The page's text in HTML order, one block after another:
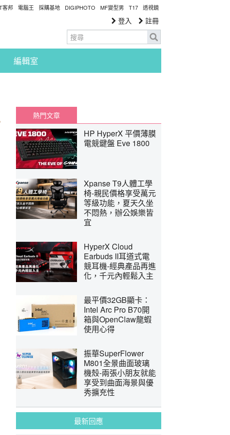
客邦 電腦王 採購基地 DIGIPHOTO MF變型男 T17 透視鏡
登入 註冊
編輯室
熱門文章
HP HyperX 平價薄膜
電競鍵盤 Eve 1800
Xpanse T9人體工學
椅-親民價格享受萬元
等級功能，夏天久坐
不悶熱，辦公娛樂皆
宜
HyperX Cloud
Earbuds II耳道式電
競耳機-經典產品再進
化，千元內輕鬆入主
最平價32GB顯卡：
Intel Arc Pro B70開
箱與OpenClaw龍蝦
使用心得
振華SuperFlower
M801全景曲面玻璃
機殼-兩張小朋友就能
享受到曲面海景與優
秀擴充性
最新回應